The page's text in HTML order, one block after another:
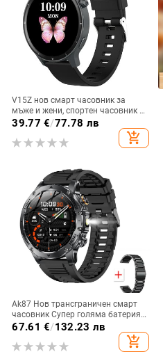
V15Z нов смарт часовник за
мъже и жени, спортен часовник с
Bluetooth, пулсомер, сън, кръвно
налягане, здравен часовник
39.77 €/77.78 лв
add_shopping_cart
Ak87 Нов трансграничен смарт
часовник Супер голяма батерия
1000 Mah с висока разделителна
способност, мъжки спортен
часовник за външна употреба с
67.61 €/132.23 лв
add_shopping_cart